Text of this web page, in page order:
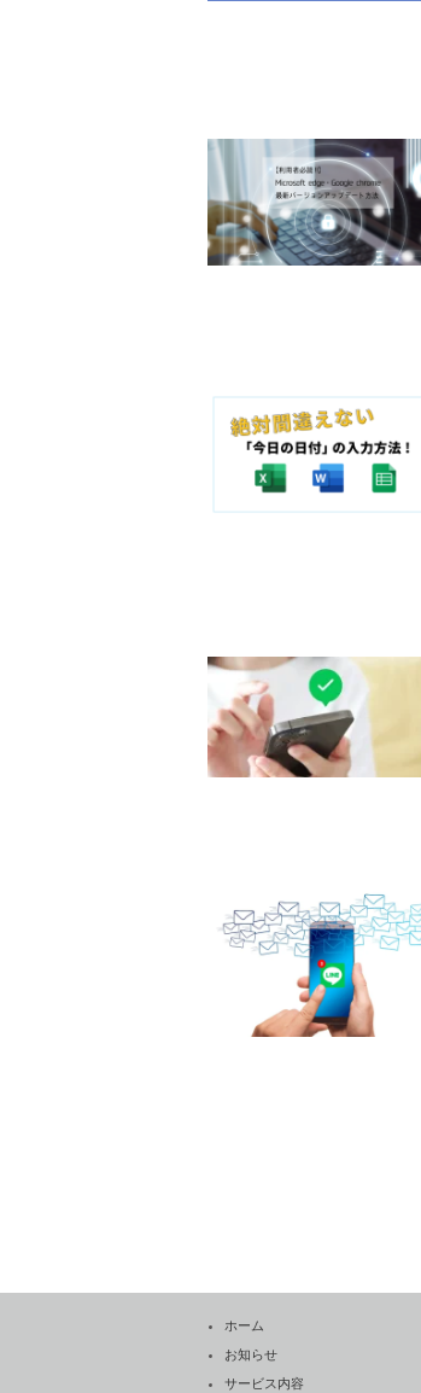
ホーム
お知らせ
サービス内容